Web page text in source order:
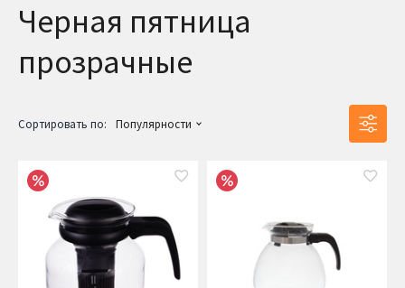
Черная пятница
прозрачные
Сортировать по: Популярности